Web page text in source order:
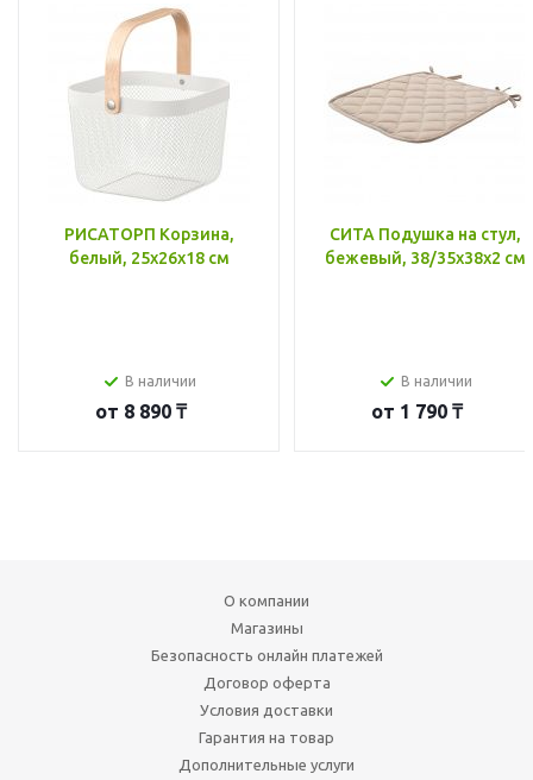
РИСАТОРП Корзина,
белый, 25x26x18 см
В наличии
от 8 890 ₸
СИТА Подушка на стул,
бежевый, 38/35x38x2 см
В наличии
от 1 790 ₸
О компании
Магазины
Безопасность онлайн платежей
Договор оферта
Условия доставки
Гарантия на товар
Дополнительные услуги